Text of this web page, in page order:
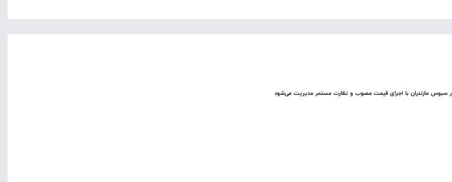
سبوس مازندران با اجرای قیمت مصوب و نظارت مستمر مدیریت می‌شود